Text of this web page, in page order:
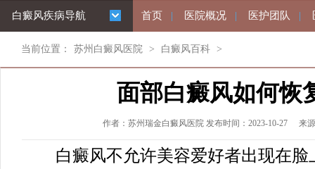
白癜风疾病导航 首页 | 医院概况 | 医护团队 |
当前位置： 苏州白癜风医院 > 白癜风百科 >
面部白癜风如何恢
作者：苏州瑞金白癜风医院 发布时间：2023-10-27 来
白癜风不允许美容爱好者出现在脸